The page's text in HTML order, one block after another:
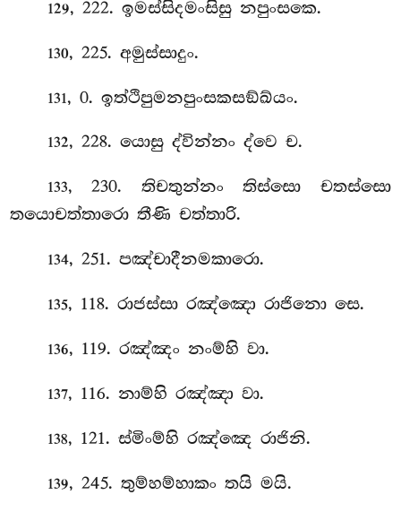
129, 222. ඉමස්සිදමංසිසු නපුංසකෙ.
130, 225. අමුස්සාදුං.
131, 0. ඉත්ථිපුමනපුංසකසඞ්ඛ්යං.
132, 228. යොසු ද්වින්නං ද්වෙ ච.
133, 230. තිචතුන්නං තිස්සො චතස්සො
තයොචත්තාරො තීණි චත්තාරි.
134, 251. පඤ්චාදීනමකාරො.
135, 118. රාජස්සා රඤ්ඤො රාජිනො සෙ.
136, 119. රඤ්ඤං නංම්හි වා.
137, 116. නාම්හි රඤ්ඤා වා.
138, 121. ස්මිංම්හි රඤ්ඤෙ රාජිනි.
139, 245. තුම්හම්හාකංතයි මයි.